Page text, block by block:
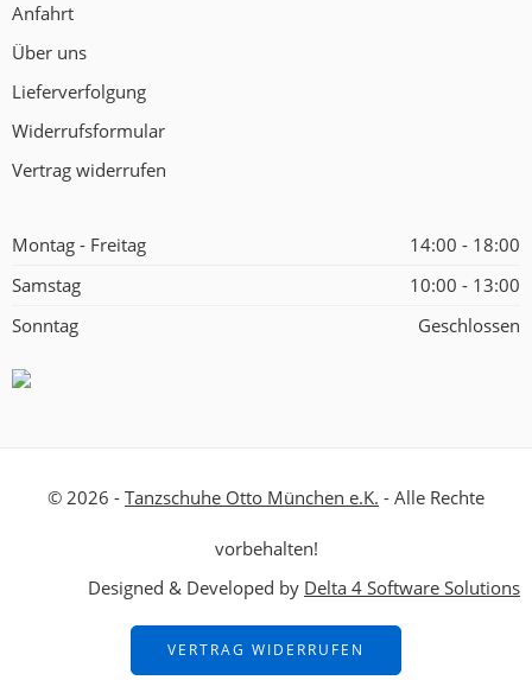
Anfahrt
Über uns
Lieferverfolgung
Widerrufsformular
Vertrag widerrufen
Montag - Freitag
14:00 - 18:00
Samstag
10:00 - 13:00
Sonntag
Geschlossen
© 2026 - Tanzschuhe Otto München e.K. - Alle Rechte
vorbehalten!
Designed & Developed by Delta 4 Software Solutions
VERTRAG WIDERRUFEN